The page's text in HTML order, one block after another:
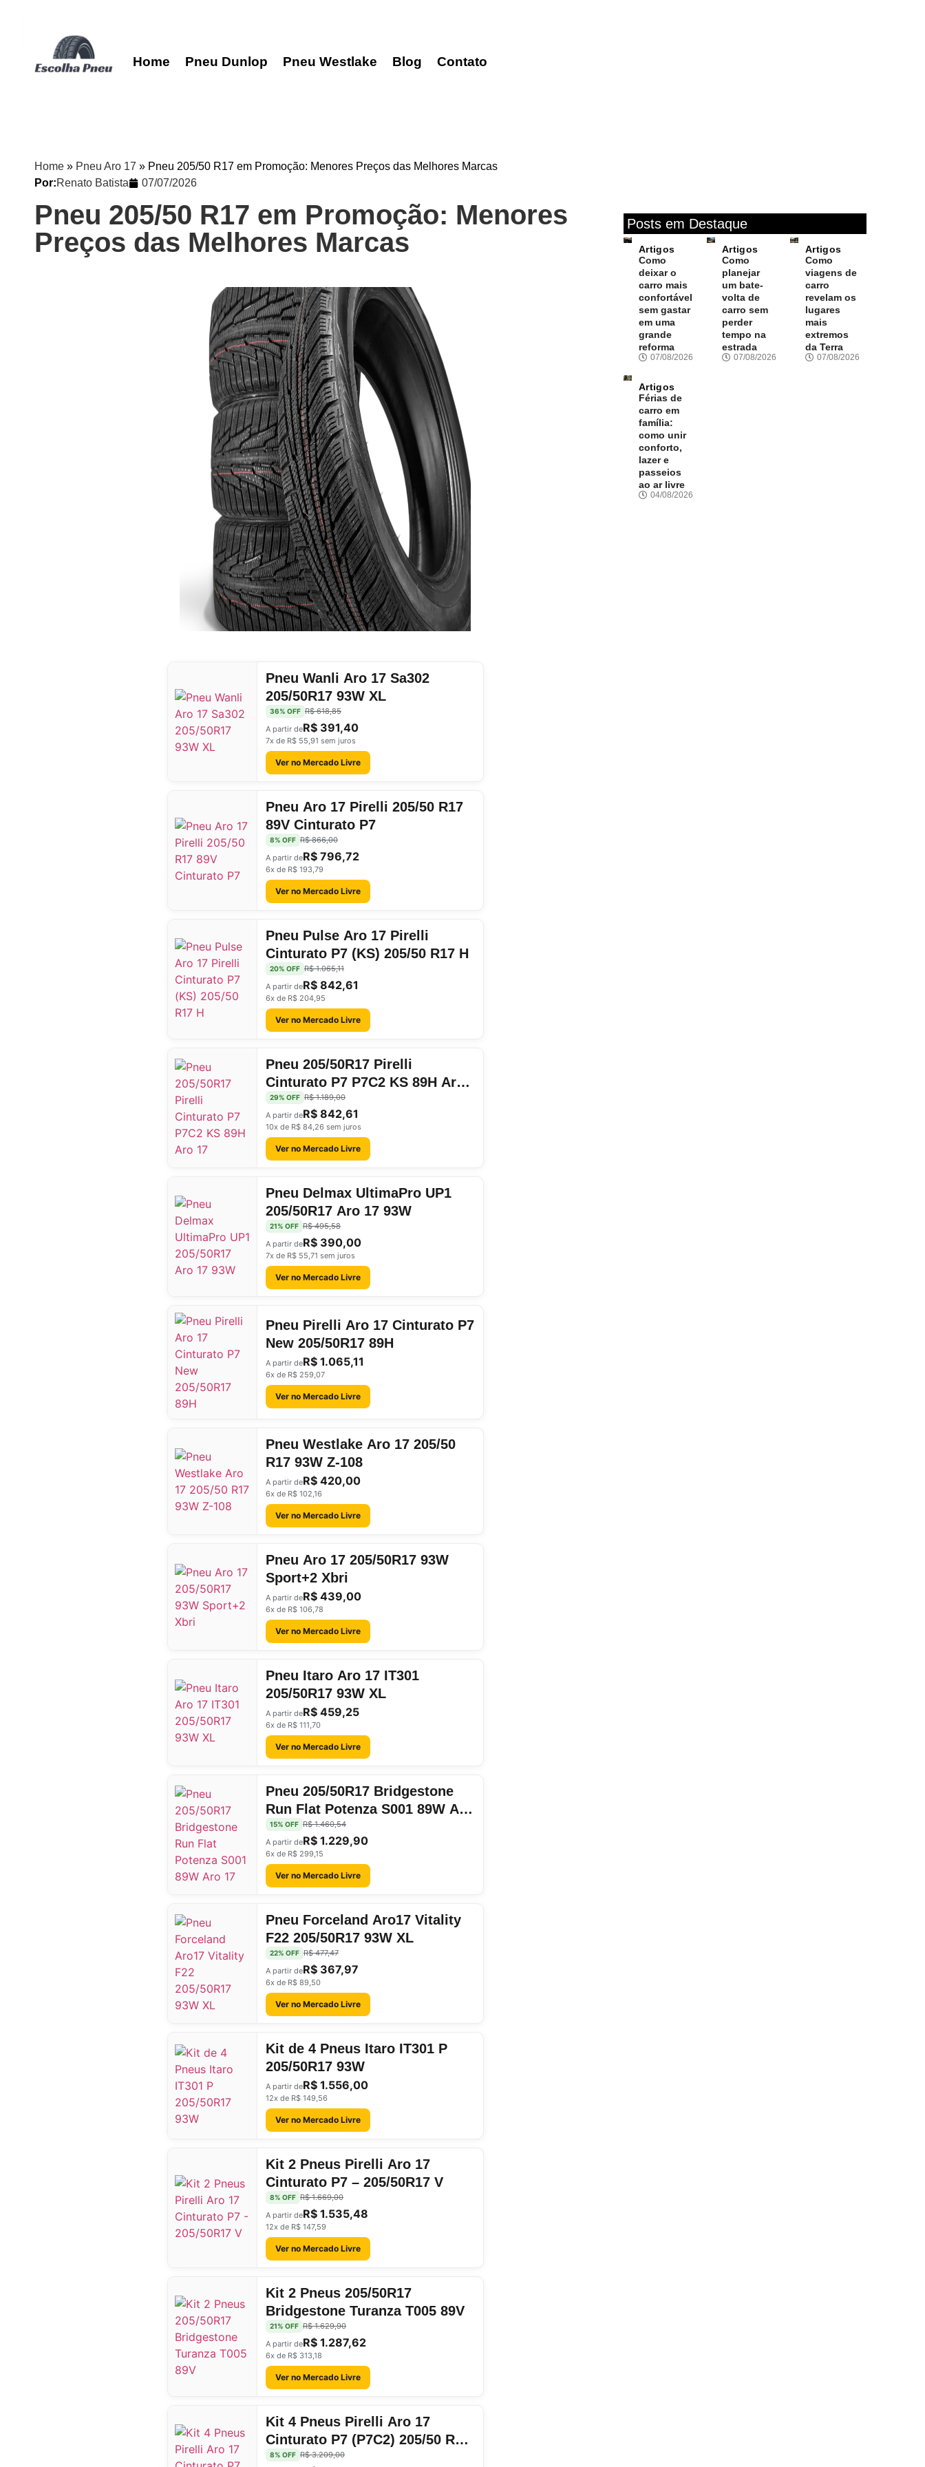
Home Pneu Dunlop Pneu Westlake Blog Contato
Home » Pneu Aro 17 » Pneu 205/50 R17 em Promoção: Menores Preços das Melhores Marcas
Por:Renato Batista 07/07/2026
Pneu 205/50 R17 em Promoção: Menores
Preços das Melhores Marcas
Pneu Wanli Aro 17 Sa302
205/50R17 93W XL
36% OFF R$ 618,85
A partir deR$ 391,40
7x de R$ 55,91 sem juros
Ver no Mercado Livre
Pneu Aro 17 Pirelli 205/50 R17
89V Cinturato P7
8% OFF R$ 866,00
A partir deR$ 796,72
6x de R$ 193,79
Ver no Mercado Livre
Pneu Pulse Aro 17 Pirelli
Cinturato P7 (KS) 205/50 R17 H
20% OFF R$ 1.065,11
A partir deR$ 842,61
6x de R$ 204,95
Ver no Mercado Livre
Pneu 205/50R17 Pirelli
Cinturato P7 P7C2 KS 89H Aro
17
29% OFF R$ 1.189,00
A partir deR$ 842,61
10x de R$ 84,26 sem juros
Ver no Mercado Livre
Pneu Delmax UltimaPro UP1
205/50R17 Aro 17 93W
21% OFF R$ 495,58
A partir deR$ 390,00
7x de R$ 55,71 sem juros
Ver no Mercado Livre
Pneu Pirelli Aro 17 Cinturato P7
New 205/50R17 89H
A partir deR$ 1.065,11
6x de R$ 259,07
Ver no Mercado Livre
Pneu Westlake Aro 17 205/50
R17 93W Z-108
A partir deR$ 420,00
6x de R$ 102,16
Ver no Mercado Livre
Pneu Aro 17 205/50R17 93W
Sport+2 Xbri
A partir deR$ 439,00
6x de R$ 106,78
Ver no Mercado Livre
Pneu Itaro Aro 17 IT301
205/50R17 93W XL
A partir deR$ 459,25
6x de R$ 111,70
Ver no Mercado Livre
Pneu 205/50R17 Bridgestone
Run Flat Potenza S001 89W Aro
17
15% OFF R$ 1.460,54
A partir deR$ 1.229,90
6x de R$ 299,15
Ver no Mercado Livre
Pneu Forceland Aro17 Vitality
F22 205/50R17 93W XL
22% OFF R$ 477,47
A partir deR$ 367,97
6x de R$ 89,50
Ver no Mercado Livre
Kit de 4 Pneus Itaro IT301 P
205/50R17 93W
A partir deR$ 1.556,00
12x de R$ 149,56
Ver no Mercado Livre
Kit 2 Pneus Pirelli Aro 17
Cinturato P7 – 205/50R17 V
8% OFF R$ 1.669,00
A partir deR$ 1.535,48
12x de R$ 147,59
Ver no Mercado Livre
Kit 2 Pneus 205/50R17
Bridgestone Turanza T005 89V
21% OFF R$ 1.629,90
A partir deR$ 1.287,62
6x de R$ 313,18
Ver no Mercado Livre
Kit 4 Pneus Pirelli Aro 17
Cinturato P7 (P7C2) 205/50 R17
V
8% OFF R$ 3.209,00
Posts em Destaque
Artigos
Como
deixar o
carro mais
confortável
sem gastar
em uma
grande
reforma
07/08/2026
Artigos
Como
planejar
um bate-
volta de
carro sem
perder
tempo na
estrada
07/08/2026
Artigos
Como
viagens de
carro
revelam os
lugares
mais
extremos
da Terra
07/08/2026
Artigos
Férias de
carro em
família:
como unir
conforto,
lazer e
passeios
ao ar livre
04/08/2026